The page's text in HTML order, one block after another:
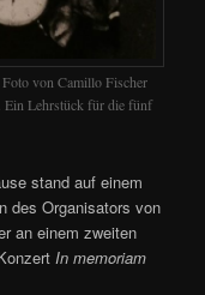
von Camillo Fischer
Ein Lehrstück für die fünf
stand auf einem
des Organisators von
an einem zweiten
In memoriam